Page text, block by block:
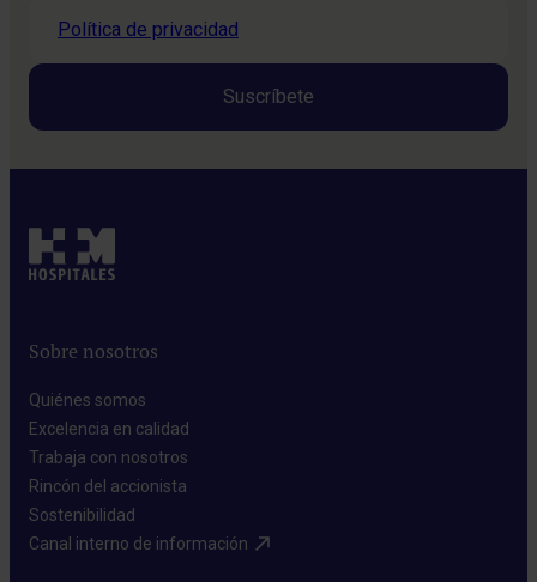
Política de privacidad
Sobre nosotros
Quiénes somos​
Excelencia en calidad​
Trabaja con nosotros​
Rincón del accionista​
Sostenibilidad​
Canal interno de información​